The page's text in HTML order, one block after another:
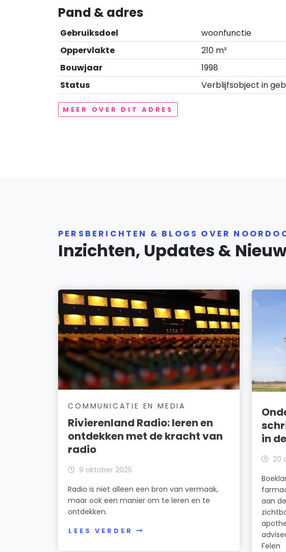
Pand & adres
Gebruiksdoel
woonfunctie
Oppervlakte
210 m²
Bouwjaar
1998
Status
Verblijfsobject in
MEER OVER DIT ADRES
PERSBERICHTEN & BLOGS OVER
Inzichten, Updates &
COMMUNICATIE EN MEDIA
Rivierenland Radio: leren en
ontdekken met de kracht van
radio
9 oktober 2025
Radio is niet alleen een bron van vermaak,
maar ook een manier om te leren en te
ontdekken.
LEES VERDER
in
20
aan
Felen